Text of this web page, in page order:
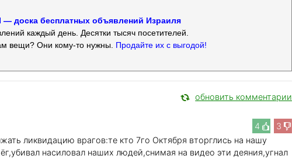
— доска бесплатных объявлений Израиля
каждый день. Десятки тысяч посетителей.
вещи? Они кому-то нужны. Продайте их с выгодой!
обновить комментарии
4 3
ликвидацию врагов:те кто 7го Октября вторглись на нашу
насиловал наших людей,снимая на видео эти деяния,угнал